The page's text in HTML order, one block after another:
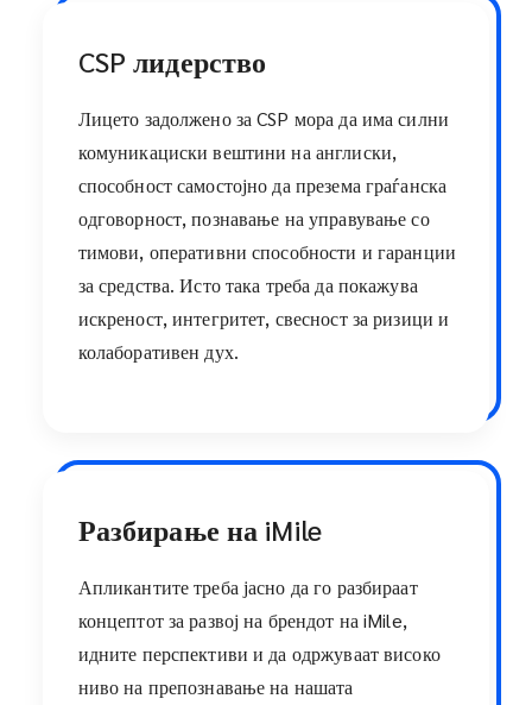
CSP лидерство
Лицето задолжено за CSP мора да има силни
комуникациски вештини на англиски,
способност самостојно да презема граѓанска
одговорност, познавање на управување со
тимови, оперативни способности и гаранции
за средства. Исто така треба да покажува
искреност, интегритет, свесност за ризици и
колаборативен дух.
Разбирање на iMile
Апликантите треба јасно да го разбираат
концептот за развој на брендот на iMile,
идните перспективи и да одржуваат високо
ниво на препознавање на нашата